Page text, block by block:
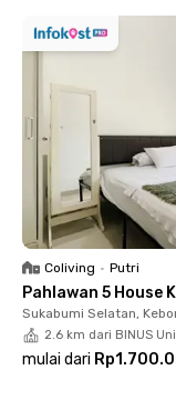
yang berkampus di
Tarumanagara bisa
Semua penghuni
dan pembersihan
Untuk melindungi
ini disterilkan secara
unit Rukita juga
termometer yang
semua tamu yang
Unit Rukita
Pusat Perkantoran
- APL Tower 2.6 km
Coliving • Putri
Pahlawan 5 House
Sukabumi Selatan,
2.6 km dari BINUS
mulai dari